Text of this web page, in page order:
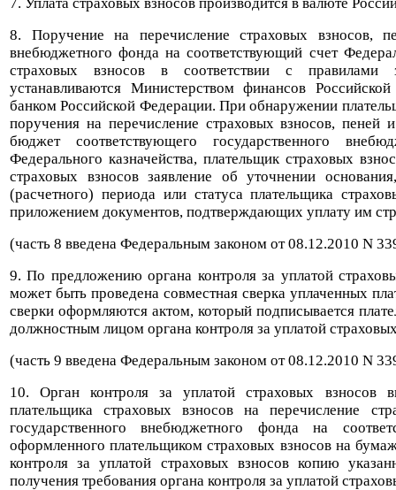
8. Поручение на перечисление страховых взносов,
внебюджетного фонда на соответствующий счет
страховых взносов в соответствии с правилами
устанавливаются Министерством финансов
банком Российской Федерации. При обнаружении
поручения на перечисление страховых взносов,
бюджет соответствующего государственного
Федерального казначейства, плательщик страховых
страховых взносов заявление об уточнении
(расчетного) периода или статуса плательщика
приложением документов, подтверждающих уплату им
(часть 8 введена Федеральным законом от 08.12.2010 N
9. По предложению органа контроля за уплатой
может быть проведена совместная сверка уплаченных
сверки оформляются актом, который подписывается
должностным лицом органа контроля за уплатой
(часть 9 введена Федеральным законом от 08.12.2010 N
10. Орган контроля за уплатой страховых взносов
плательщика страховых взносов на перечисление
государственного внебюджетного фонда на
оформленного плательщиком страховых взносов на
контроля за уплатой страховых взносов копию
получения требования органа контроля за уплатой